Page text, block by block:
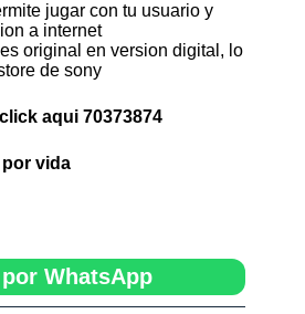
jugar con tu usuario y
a internet
original en version digital, lo
de sony
aqui 70373874
vida
WhatsApp